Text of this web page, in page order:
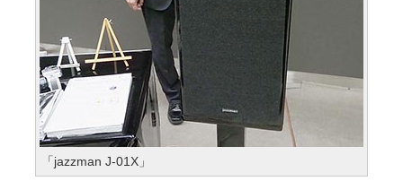
「jazzman J-01X」